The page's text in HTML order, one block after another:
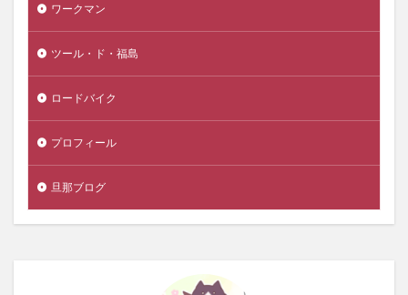
ワークマン
ツール・ド・福島
ロードバイク
プロフィール
旦那ブログ